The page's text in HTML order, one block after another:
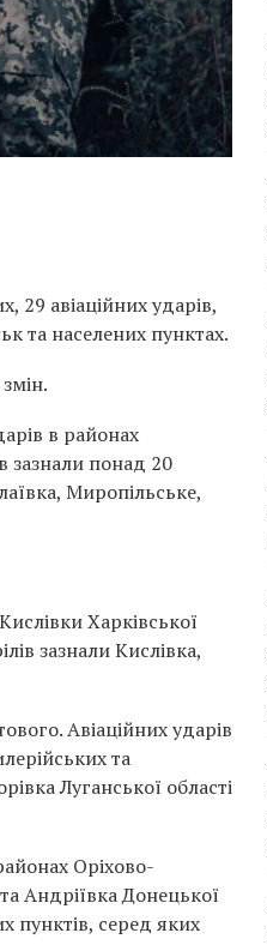
29 авіаційних ударів,
та населених пунктах.
в районах
зазнали понад 20
Миропільське,
Харківської
зазнали Кислівка,
Авіаційних ударів
та
Луганської області
Оріхово-
Андріївка Донецької
пунктів, серед яких